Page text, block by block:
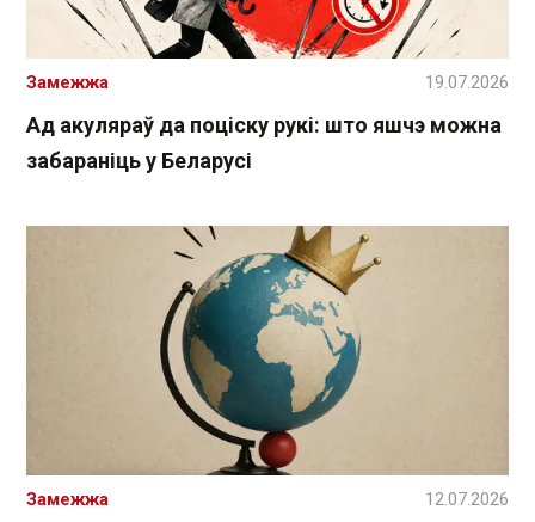
Ад акуляраў да поціску рукі: што яшчэ можна
забараніць у Беларусі
Замежжа 19.07.2026
Замежжа 12.07.2026